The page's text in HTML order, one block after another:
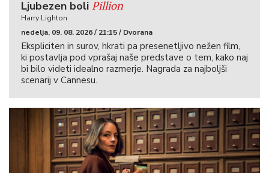
Ljubezen boli Pillion
Harry Lighton
nedelja, 09. 08. 2026 / 21:15 / Dvorana
Ekspliciten in surov, hkrati pa presenetljivo nežen film,
ki postavlja pod vprašaj naše predstave o tem, kako naj
bi bilo videti idealno razmerje. Nagrada za najboljši
scenarij v Cannesu.